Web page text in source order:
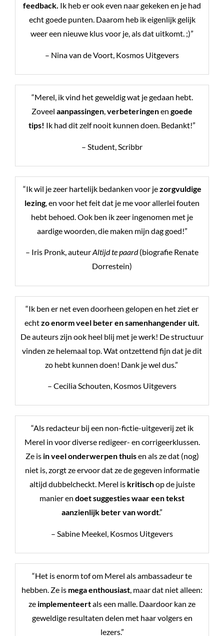
feedback. Ik heb er ook even naar gekeken en je had
echt goede punten. Daarom heb ik eigenlijk gelijk
weer een nieuwe klus voor je, als dat uitkomt. ;)”
– Nina van de Voort, Kosmos Uitgevers
“Merel, ik vind het geweldig wat je gedaan hebt.
Zoveel aanpassingen,verbeteringenen goede
tips! Ik had dit zelf nooit kunnen doen. Bedankt!”
– Student, Scribbr
“Ik wil je zeer hartelijk bedanken voor jezorgvuldige
lezing, en voor het feit dat je me voor allerlei fouten
hebt behoed. Ook ben ik zeer ingenomen met je
aardige woorden, die maken mijn dag goed!”
– Iris Pronk, auteurAltijd te paard(biografie Renate
Dorrestein)
“Ik ben er net even doorheen gelopen en het ziet er
echtzo enorm veel beter en samenhangender uit.
De auteurs zijn ook heel blij met je werk! De structuur
vinden ze helemaal top. Wat ontzettend fijn dat je dit
zo hebt kunnen doen! Dank je wel dus.”
– Cecilia Schouten, Kosmos Uitgevers
“Als redacteur bij een non-fictie-uitgeverij zet ik
Merel in voor diverse redigeer- en corrigeerklussen.
Ze is in veel onderwerpen thuisen als ze dat (nog)
niet is, zorgt ze ervoor dat ze de gegeven informatie
altijd dubbelcheckt. Merel is kritischop de juiste
manier en doet suggesties waar een tekst
aanzienlijk beter van wordt.”
– Sabine Meekel, Kosmos Uitgevers
“Het is enorm tof om Merel als ambassadeur te
hebben. Ze is mega enthousiast, maar dat niet alleen:
ze implementeertals een malle. Daardoor kan ze
geweldige resultaten delen met haar volgers en
lezers.”